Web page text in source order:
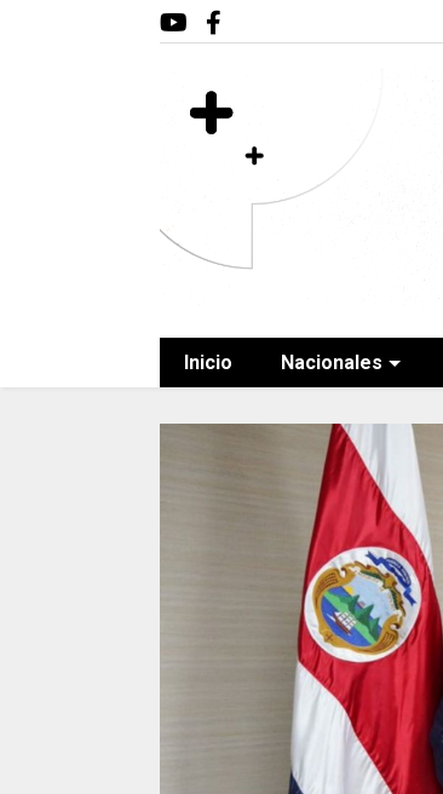
Inicio Nacionales